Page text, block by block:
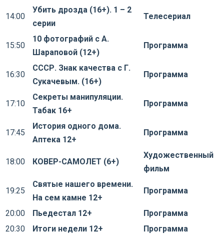
14:00
Убить дрозда (16+). 1 – 2
серии
Телесериал
15:50
10 фотографий с А.
Шараповой (12+)
Программа
16:30
СССР. Знак качества с Г.
Сукачевым. (16+)
Программа
17:10
Секреты манипуляции.
Табак 16+
Программа
17:45
История одного дома.
Аптека 12+
Программа
18:00 КОВЕР-САМОЛЕТ (6+)
Художественный
фильм
19:25
Святые нашего времени.
На сем камне 12+
Программа
20:00 Пьедестал 12+
Программа
20:30
Итоги недели 12+ Программа